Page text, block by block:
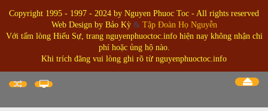
Copyright 1995 - 1997 - 2024 by Nguyen Phuoc Toc - All rights reserved
Web Design by Bảo Kỳ& Tập Đoàn Họ Nguyễn
Với tấm lòng Hiếu Sự, trang nguyenphuoctoc.info hiện nay không nhận chi
phí hoặc ủng hộ nào.
Khi trích đăng vui lòng ghi rõ từ nguyenphuoctoc.info